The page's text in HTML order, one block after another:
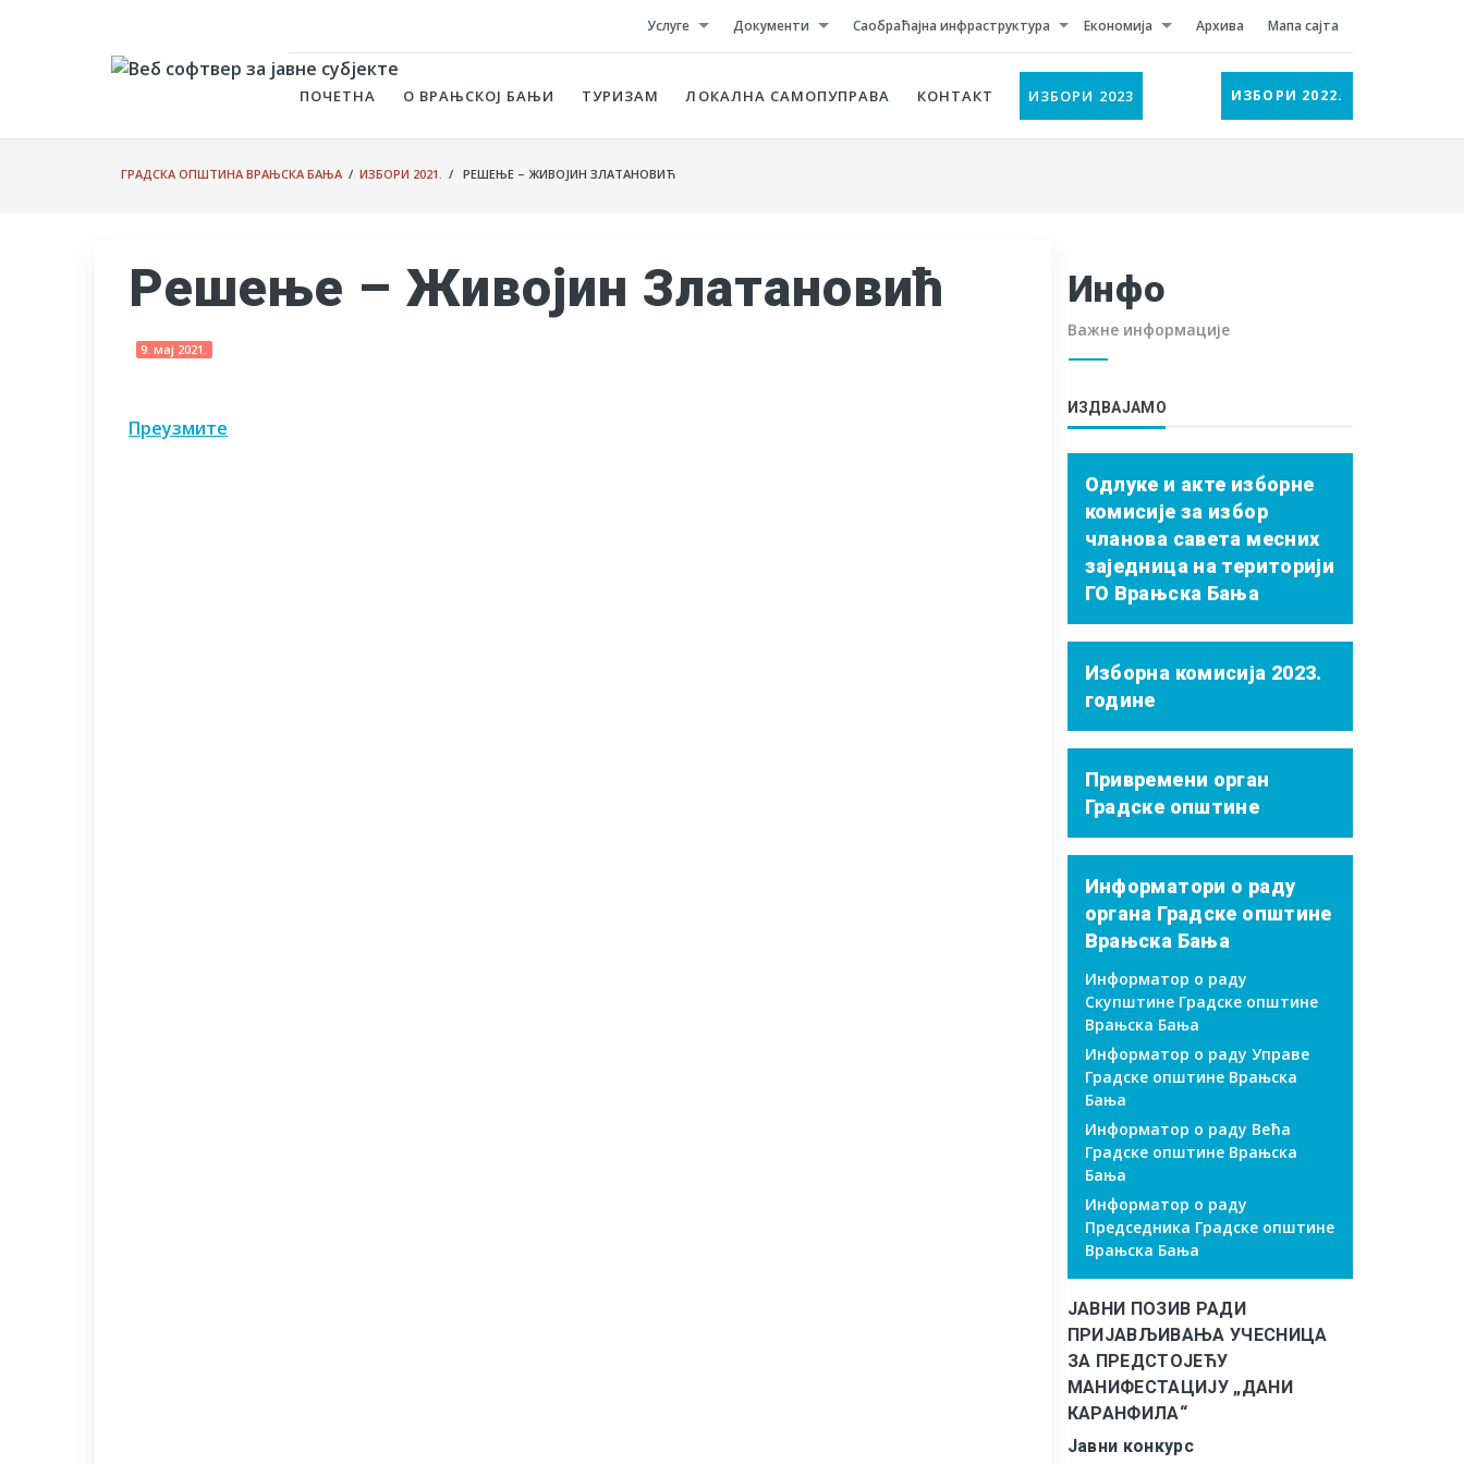
Услуге Документи Саобраћајна инфраструктура Економија Архива Мапа сајта
ПОЧЕТНА О ВРАЊСКОЈ БАЊИ ТУРИЗАМ ЛОКАЛНА САМОПУПРАВА КОНТАКТ ИЗБОРИ 2023 ИЗБОРИ 2022.
ГРАДСКА ОПШТИНА ВРАЊСКА БАЊА / ИЗБОРИ 2021. / РЕШЕЊЕ – ЖИВОЈИН ЗЛАТАНОВИЋ
Решење – Живојин Златановић
9. мај 2021.
Преузмите
Инфо
Важне информације
ИЗДВАЈАМО
Одлуке и акте изборне
комисије за избор
чланова савета месних
заједница на територији
ГО Врањска Бања
Изборна комисија 2023.
године
Привремени орган
Градске општине
Информатори о раду
органа Градске општине
Врањска Бања
Информатор о раду
Скупштине Градске општине
Врањска Бања
Информатор о раду Управе
Градске општине Врањска
Бања
Информатор о раду Већа
Градске општине Врањска
Бања
Информатор о раду
Председника Градске општине
Врањска Бања
ЈАВНИ ПОЗИВ РАДИ
ПРИЈАВЉИВАЊА УЧЕСНИЦА
ЗА ПРЕДСТОЈЕЋУ
МАНИФЕСТАЦИЈУ „ДАНИ
КАРАНФИЛА“
Јавни конкурс